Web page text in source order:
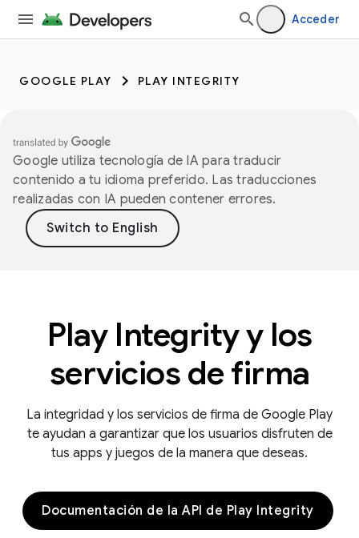
Acceder
GOOGLE PLAY PLAY INTEGRITY
Google utiliza tecnología de IA para traducir
contenido a tu idioma preferido. Las traducciones
realizadas con IA pueden contener errores.
Play Integrity y los
servicios de firma
La integridad y los servicios de firma de Google Play
te ayudan a garantizar que los usuarios disfruten de
tus apps y juegos de la manera que deseas.
Documentación de la API de Play Integrity